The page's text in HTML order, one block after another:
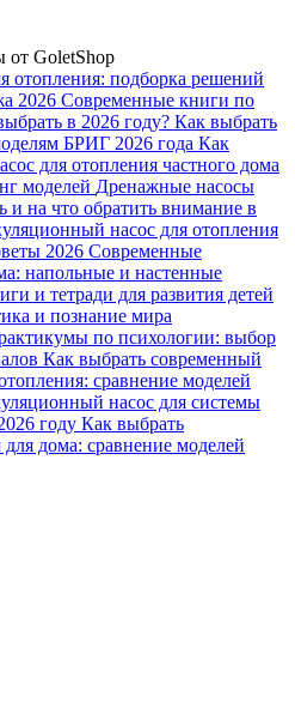
от GoletShop
отопления: подборка решений
2026 Современные книги по
в 2026 году? Как выбрать
БРИГ 2026 года Как
для отопления частного дома
моделей Дренажные насосы
и на что обратить внимание в
насос для отопления
2026 Современные
напольные и настенные
и тетради для развития детей
и познание мира
по психологии: выбор
Как выбрать современный
сравнение моделей
насос для системы
году Как выбрать
дома: сравнение моделей